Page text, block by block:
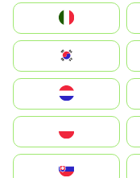
South Korea